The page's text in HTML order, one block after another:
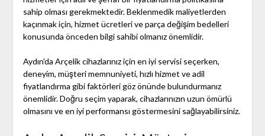
sahip olması gerekmektedir. Beklenmedik maliyetlerden
kaçınmak için, hizmet ücretleri ve parça değişim bedelleri
konusunda önceden bilgi sahibi olmanız önemlidir.
Aydın'da Arçelik cihazlarınız için en iyi servisi seçerken,
deneyim, müşteri memnuniyeti, hızlı hizmet ve adil
fiyatlandırma gibi faktörleri göz önünde bulundurmanız
önemlidir. Doğru seçim yaparak, cihazlarınızın uzun ömürlü
olmasını ve en iyi performansı göstermesini sağlayabilirsiniz.